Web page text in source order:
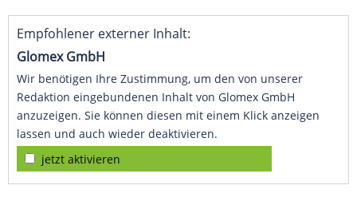
Empfohlener externer Inhalt:
Glomex GmbH
Wir benötigen Ihre Zustimmung, um den von unserer
Redaktion eingebundenen Inhalt von Glomex GmbH
anzuzeigen. Sie können diesen mit einem Klick anzeigen
lassen und auch wieder deaktivieren.
jetzt aktivieren